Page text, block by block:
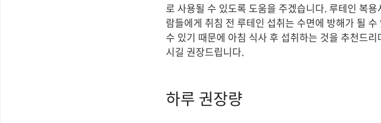
로 사용될 수 있도록 도움을 주겠습니다. 루테인 복
람들에게 취침 전 루테인 섭취는 수면에 방해가 될
수 있기 때문에 아침 식사 후 섭취하는 것을 추천드
시길 권장드립니다.
하루 권장량